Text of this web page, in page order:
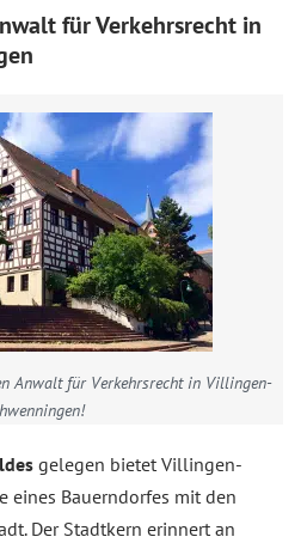
für Verkehrsrecht in
Anwalt für Verkehrsrecht in Villingen-
gelegen bietet Villingen-
eines Bauerndorfes mit den
Der Stadtkern erinnert an